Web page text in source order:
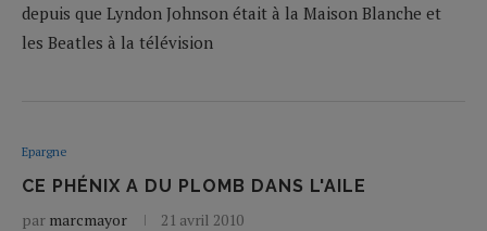
depuis que Lyndon Johnson était à la Maison Blanche et
les Beatles à la télévision
Epargne
CE PHÉNIX A DU PLOMB DANS L'AILE
par marcmayor 21 avril 2010